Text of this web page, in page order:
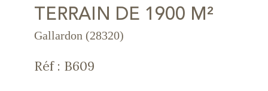
TERRAIN DE 1900 M²
Gallardon (28320)
Réf : B609